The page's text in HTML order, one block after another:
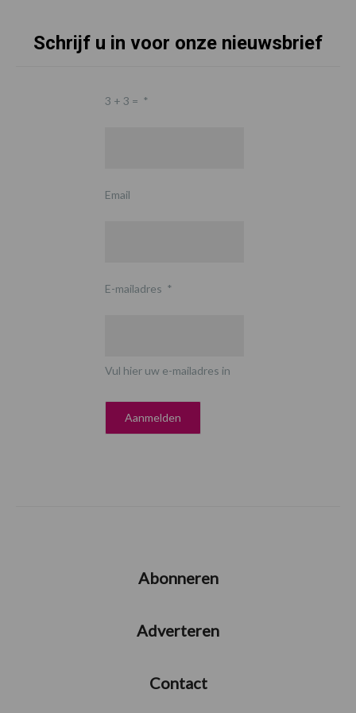
Schrijf u in voor onze nieuwsbrief
3 + 3 = *
Email
E-mailadres *
Vul hier uw e-mailadres in
Abonneren
Adverteren
Contact